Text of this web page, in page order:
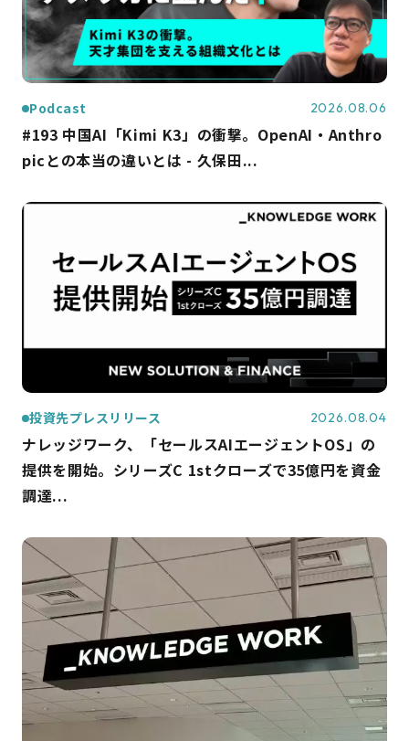
Podcast 2026.08.06
#193 中国AI「Kimi K3」の衝撃。OpenAI・Anthro
picとの本当の違いとは - 久保田...
投資先プレスリリース 2026.08.04
ナレッジワーク、「セールスAIエージェントOS」の
提供を開始。シリーズC 1stクローズで35億円を資金
調達...